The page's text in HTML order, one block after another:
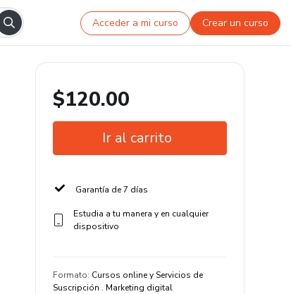
Acceder a mi curso Crear un curso
$120.00
Ir al carrito
Garantía de 7 días
Estudia a tu manera y en cualquier
dispositivo
Formato: Cursos online y Servicios de
Suscripción . Marketing digital